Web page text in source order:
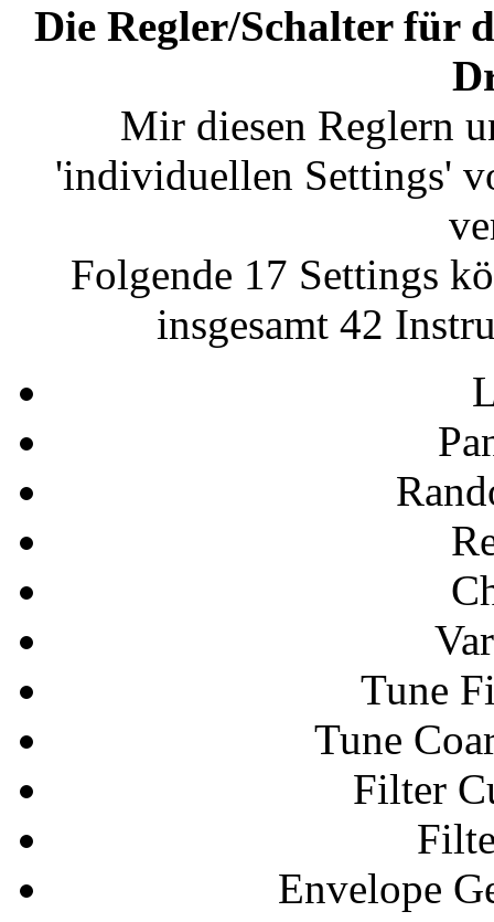
Die Regler/Schalter für
Mir diesen Reglern
'individuellen Settings'
Folgende 17 Settings
insgesamt 42
Tune
Tune
Filter
Envelope